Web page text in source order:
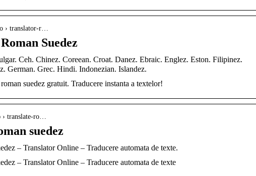
› translator-r…
Suedez
Ceh. Chinez. Coreean. Croat. Danez. Ebraic. Englez. Eston. Filipinez.
German. Grec. Hindi. Indonezian. Islandez.
suedez gratuit. Traducere instanta a textelor!
translate-ro…
suedez
– Translator Online – Traducere automata de texte.
– Translator Online – Traducere automata de texte